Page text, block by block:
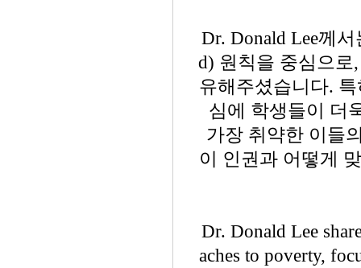
Dr. Donald Lee께
d) 원칙을 중심으로
유해주셨습니다.
심에 학생들이 더
가장 취약한 이들
이 인권과 어떻게
Dr. Donald Lee
aches to poverty,